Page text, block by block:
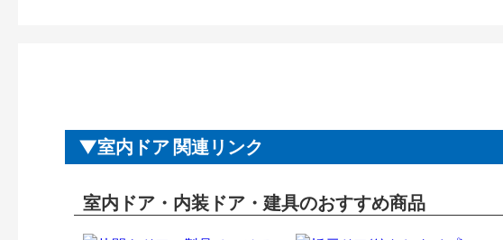
室内ドア 関連リンク
室内ドア・内装ドア・建具のおすすめ商品